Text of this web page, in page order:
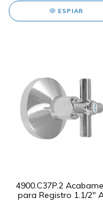
ESPIAR
4900.C37P.2
para Registro 1.1/2"